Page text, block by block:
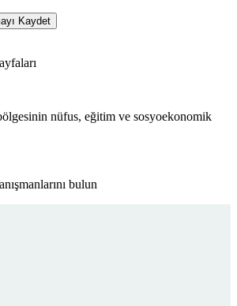
Kaydet
nüfus, eğitim ve sosyoekonomik
bulun